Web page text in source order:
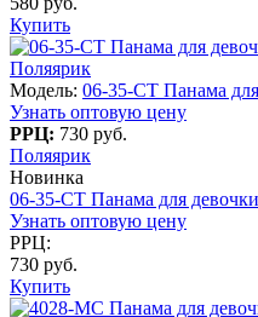
Купить
Поляярик
Модель: 06-35-CT Панама
Узнать оптовую цену
РРЦ: 730 руб.
Поляярик
Новинка
06-35-CT Панама для
Узнать оптовую цену
РРЦ:
730 руб.
Купить